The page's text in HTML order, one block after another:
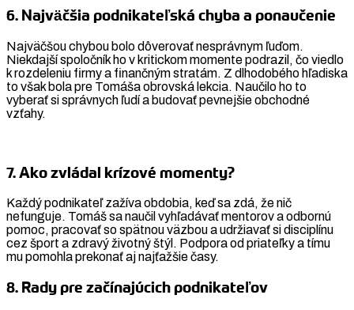
6. Najväčšia podnikateľská chyba a ponaučenie
Najväčšou chybou bolo dôverovať nesprávnym ľuďom.
Niekdajší spoločník ho v kritickom momente podrazil, čo viedlo
k rozdeleniu firmy a finančným stratám. Z dlhodobého hľadiska
to však bola pre Tomáša obrovská lekcia. Naučilo ho to
vyberať si správnych ľudí a budovať pevnejšie obchodné
vzťahy.
7. Ako zvládal krízové momenty?
Každý podnikateľ zažíva obdobia, keď sa zdá, že nič
nefunguje. Tomáš sa naučil vyhľadávať mentorov a odbornú
pomoc, pracovať so spätnou väzbou a udržiavať si disciplínu
cez šport a zdravý životný štýl. Podpora od priateľky a tímu
mu pomohla prekonať aj najťažšie časy.
8. Rady pre začínajúcich podnikateľov